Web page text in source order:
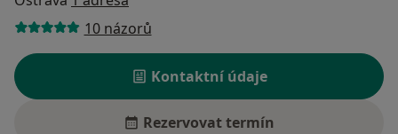
10 názorů
Kontaktní údaje
Rezervovat termín